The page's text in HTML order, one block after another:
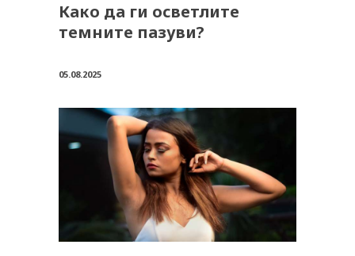
Како да ги осветлите
темните пазуви?
05.08.2025